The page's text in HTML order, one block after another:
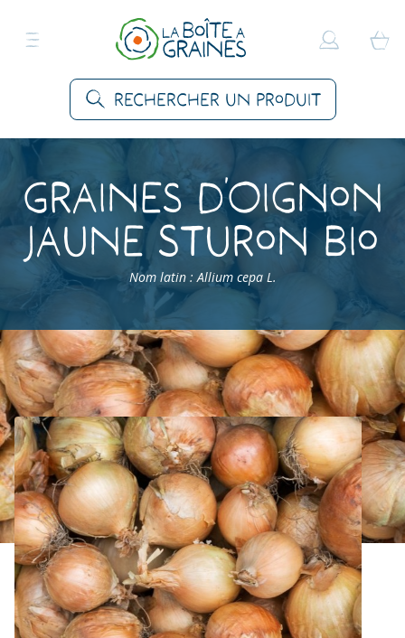
Rechercher un produit
Graines d’Oignon
Jaune Sturon Bio
Nom latin : Allium cepa L.
Accueil > Produits > Graines Légumes > Oignons
>
Oignon Jaune Sturon Bio